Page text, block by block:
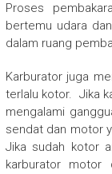
Proses
bertemu udara
dalam ruang
Karburator juga
terlalu kotor. Jika
mengalami
sendat dan motor
Jika sudah kotor
karburator motor